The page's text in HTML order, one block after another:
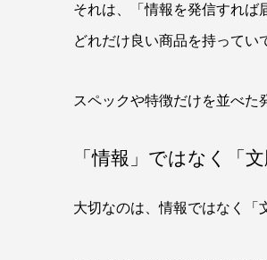
それは、「情報を発信すれば
どれだけ良い商品を持ってい
スペックや特徴だけを並べた
「情報」ではなく「
大切なのは、情報ではなく「